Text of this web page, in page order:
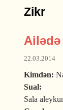
Zikr
Ailədə
22.03.2014
Kimdən:
Sual:
Sala